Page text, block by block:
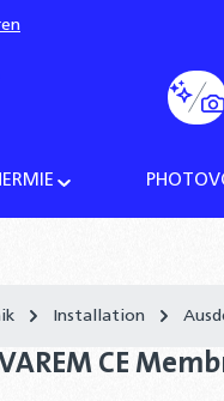
springen
Installation
CE